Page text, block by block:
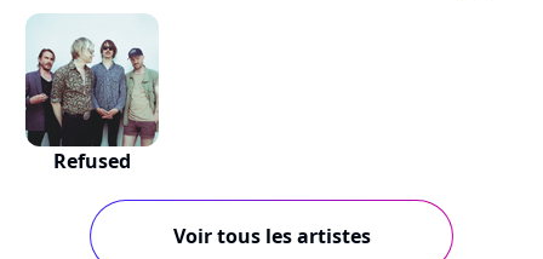
Refused
Voir tous les artistes